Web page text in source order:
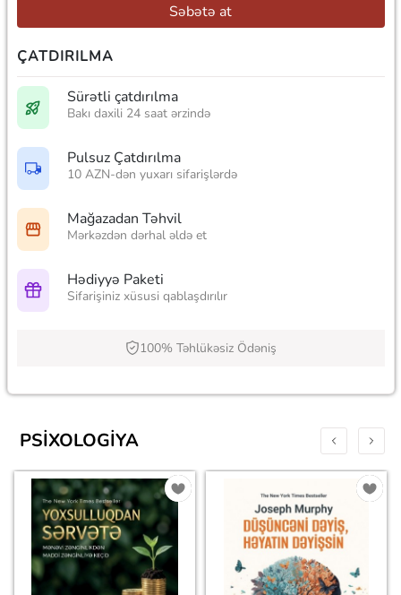
Səbətə at
ÇATDIRILMA
Sürətli çatdırılma
Bakı daxili 24 saat ərzində
Pulsuz Çatdırılma
10 AZN-dən yuxarı sifarişlərdə
Mağazadan Təhvil
Mərkəzdən dərhal əldə et
Hədiyyə Paketi
Sifarişiniz xüsusi qablaşdırılır
100% Təhlükəsiz Ödəniş
PSIXOLOGIYA